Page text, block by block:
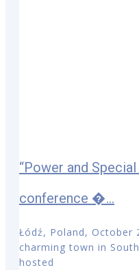
“Power and
conference �...
Łódź, Poland, October
charming town in
hosted